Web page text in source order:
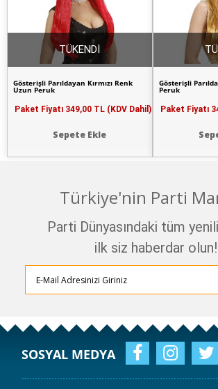
Gösterişli Parıldayan Kırmızı Renk
Uzun Peruk
Paket Fiyatı 349,00 TL (KDV Dahil)
Sepete Ekle
TÜKENDİ
Gösterişli
Peruk
Paket Fiyatı
Türkiye'nin Parti
Parti Dünyasındaki tüm
ilk siz haberdar olun!
SOSYAL MEDYA